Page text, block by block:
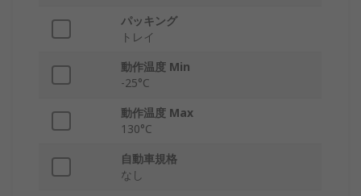
パッキング
トレイ
動作温度 Min
-25°C
動作温度 Max
130°C
自動車規格
なし